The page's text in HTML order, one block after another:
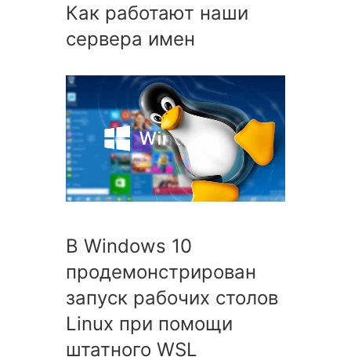
Как работают наши
сервера имен
В Windows 10
продемонстрирован
запуск рабочих столов
Linux при помощи
штатного WSL